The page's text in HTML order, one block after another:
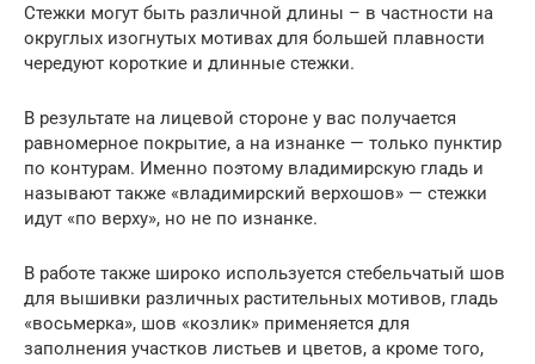
Стежки могут быть различной длины – в частности на
округлых изогнутых мотивах для большей плавности
чередуют короткие и длинные стежки.
В результате на лицевой стороне у вас получается
равномерное покрытие, а на изнанке — только пунктир
по контурам. Именно поэтому владимирскую гладь и
называют также «владимирский верхошов» — стежки
идут «по верху», но не по изнанке.
В работе также широко используется стебельчатый шов
для вышивки различных растительных мотивов, гладь
«восьмерка», шов «козлик» применяется для
заполнения участков листьев и цветов, а кроме того,